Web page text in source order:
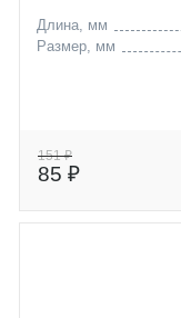
Длина, мм
Размер, мм
151 ₽
85 ₽